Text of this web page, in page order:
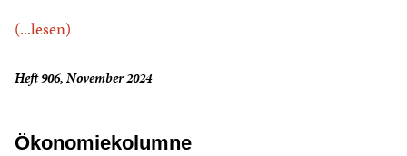
(...lesen)
Heft 906, November 2024
Ökonomiekolumne